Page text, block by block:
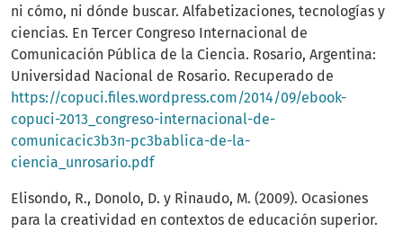
ni cómo, ni dónde buscar. Alfabetizaciones, tecnologías y
ciencias. En Tercer Congreso Internacional de
Comunicación Pública de la Ciencia. Rosario, Argentina:
Universidad Nacional de Rosario. Recuperado de
https://copuci.files.wordpress.com/2014/09/ebook-
copuci-2013_congreso-internacional-de-
comunicacic3b3n-pc3bablica-de-la-
ciencia_unrosario.pdf
Elisondo, R., Donolo, D. y Rinaudo, M. (2009). Ocasiones
para la creatividad en contextos de educación superior.